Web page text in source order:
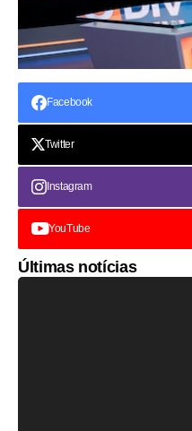
Facebook
Twitter
Instagram
YouTube
Últimas notícias